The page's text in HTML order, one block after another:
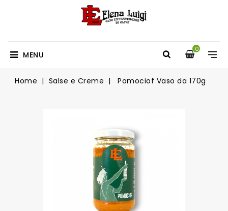
0
MENU
Home Salse e Creme Pomociof Vaso da 170g